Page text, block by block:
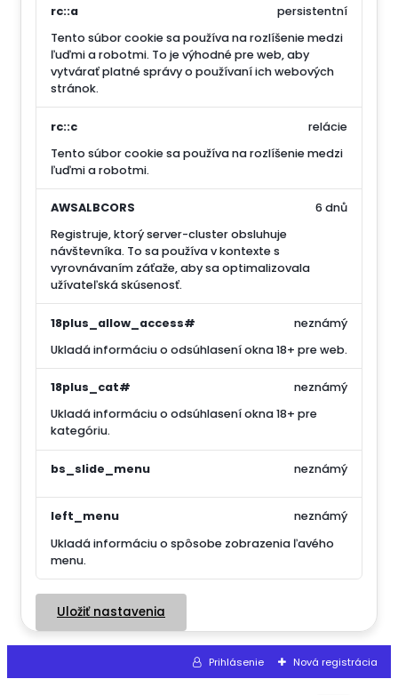
rc::a
Tento súbor cookie sa používa na rozlíšenie medzi
ľuďmi a robotmi. To je výhodné pre web, aby
vytvárať platné správy o používaní ich webových
stránok.
persistentní
rc::c
Tento súbor cookie sa používa na rozlíšenie medzi
ľuďmi a robotmi.
relácie
AWSALBCORS
Registruje, ktorý server-cluster obsluhuje
návštevníka. To sa používa v kontexte s
vyrovnávaním záťaže, aby sa optimalizovala
užívateľská skúsenosť.
6 dnů
18plus_allow_access#
Ukladá informáciu o odsúhlasení okna 18+ pre web.
neznámý
18plus_cat#
Ukladá informáciu o odsúhlasení okna 18+ pre
kategóriu.
neznámý
bs_slide_menu neznámý
left_menu
Ukladá informáciu o spôsobe zobrazenia ľavého
menu.
neznámý
Uložiť nastavenia
Prihlásenie Nová registrácia